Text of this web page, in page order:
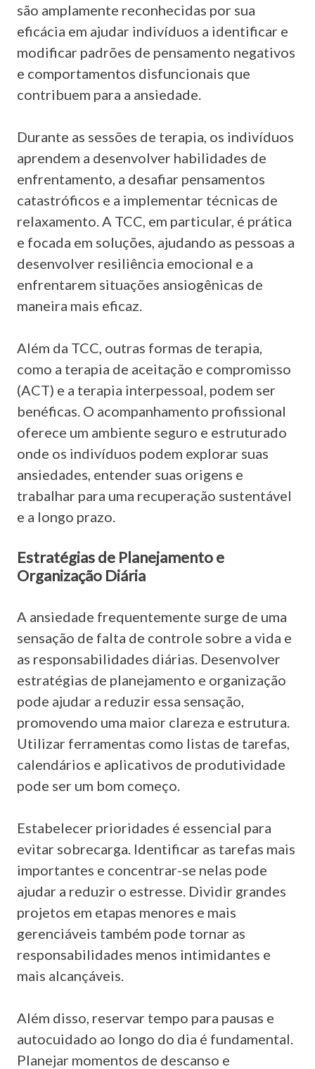
são amplamente reconhecidas por sua
eficácia em ajudar indivíduos a identificar e
modificar padrões de pensamento negativos
e comportamentos disfuncionais que
contribuem para a ansiedade.
Durante as sessões de terapia, os indivíduos
aprendem a desenvolver habilidades de
enfrentamento, a desafiar pensamentos
catastróficos e a implementar técnicas de
relaxamento. A TCC, em particular, é prática
e focada em soluções, ajudando as pessoas a
desenvolver resiliência emocional e a
enfrentarem situações ansiogênicas de
maneira mais eficaz.
Além da TCC, outras formas de terapia,
como a terapia de aceitação e compromisso
(ACT) e a terapia interpessoal, podem ser
benéficas. O acompanhamento profissional
oferece um ambiente seguro e estruturado
onde os indivíduos podem explorar suas
ansiedades, entender suas origens e
trabalhar para uma recuperação sustentável
e a longo prazo.
Estratégias de Planejamento e
Organização Diária
A ansiedade frequentemente surge de uma
sensação de falta de controle sobre a vida e
as responsabilidades diárias. Desenvolver
estratégias de planejamento e organização
pode ajudar a reduzir essa sensação,
promovendo uma maior clareza e estrutura.
Utilizar ferramentas como listas de tarefas,
calendários e aplicativos de produtividade
pode ser um bom começo.
Estabelecer prioridades é essencial para
evitar sobrecarga. Identificar as tarefas mais
importantes e concentrar-se nelas pode
ajudar a reduzir o estresse. Dividir grandes
projetos em etapas menores e mais
gerenciáveis também pode tornar as
responsabilidades menos intimidantes e
mais alcançáveis.
Além disso, reservar tempo para pausas e
autocuidado ao longo do dia é fundamental.
Planejar momentos de descanso e